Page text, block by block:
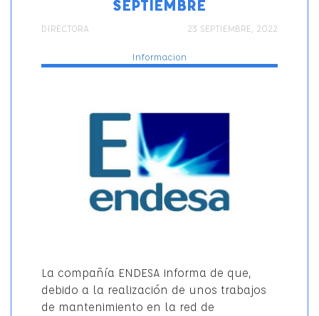
SEPTIEMBRE
AUTOR
DIRECTORA
PUBLICADO
23 SEPTIEMBRE, 2022
Informacion
La compañía ENDESA informa de que,
debido a la realización de unos trabajos
de mantenimiento en la red de